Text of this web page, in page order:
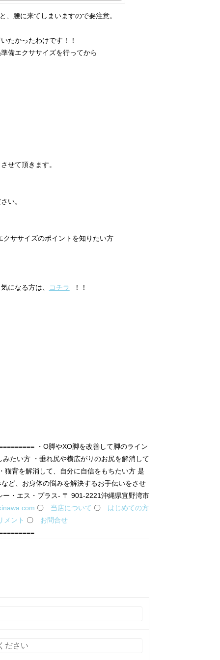
腰に来てしまいますので要注意。
たかったわけです！！
備エクササイズを行ってから
せて頂きます。
い。
ササイズのポイントを知りたい方
になる方は、 コチラ ！！
・O脚やXO脚を改善して脚のライン
たい方 ・垂れ尻や横広がりのお尻を解消して
背を解消して、自分に自信をもちたい方 是
ど、お身体の悩みを解決するお手伝いをさせ
・エス・プラス- 〒 901-2221沖縄県宜野湾市
〇 当店について 〇 はじめての方
メント 〇 お問合せ